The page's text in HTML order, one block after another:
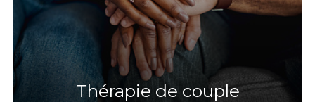
Thérapie de couple